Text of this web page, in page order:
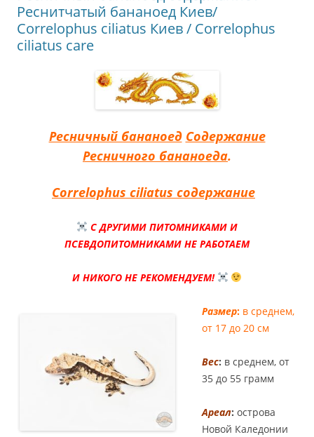
Реснитчатый бананоед Киев/
Correlophus ciliatus Киев / Correlophus
ciliatus care
Ресничный бананоед Содержание
Ресничного бананоеда.
Correlophus ciliatus содержание
С ДРУГИМИ ПИТОМНИКАМИ И
ПСЕВДОПИТОМНИКАМИ НЕ РАБОТАЕМ
И НИКОГО НЕ РЕКОМЕНДУЕМ!
Размер: в среднем,
от 17 до 20 см
Вес: в среднем, от
35 до 55 грамм
Ареал: острова
Новой Каледонии